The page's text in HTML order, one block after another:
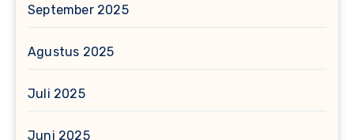
September 2025
Agustus 2025
Juli 2025
Juni 2025